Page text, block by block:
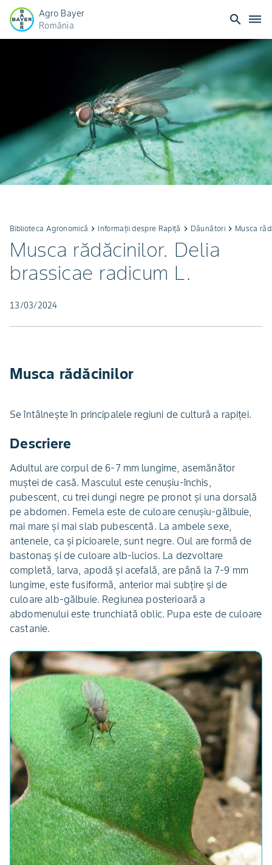
Agro Bayer
România
search dehaze
Biblioteca Agronomică keyboard_arrow_right Informații despre Rapiță keyboard_arrow_right Dăunătorikeyboard_arrow_right Musca
Musca rădăcinilor. Delia
brassicae radicum L.
13/03/2024
Musca rădăcinilor
Se întâlneşte în principalele regiuni de cultură a rapiţei.
Descriere
Adultul are corpul de 6-7 mm lungime, asemănător
muştei de casă. Masculul este cenuşiu-închis,
pubescent, cu trei dungi negre pe pronot şi una dorsală
pe abdomen. Femela este de culoare cenuşiu-gălbuie,
mai mare şi mai slab pubescentă. La ambele sexe,
antenele, ca şi picioarele, sunt negre. Oul are formă de
bastonaş şi de culoare alb-lucios. La dezvoltare
completă, larva, apodă şi acefală, are până la 7-9 mm
lungime, este fusiformă, anterior mai subţire şi de
culoare alb-gălbuie. Regiunea posterioară a
abdomenului este trunchiată oblic. Pupa este de culoare
castanie.